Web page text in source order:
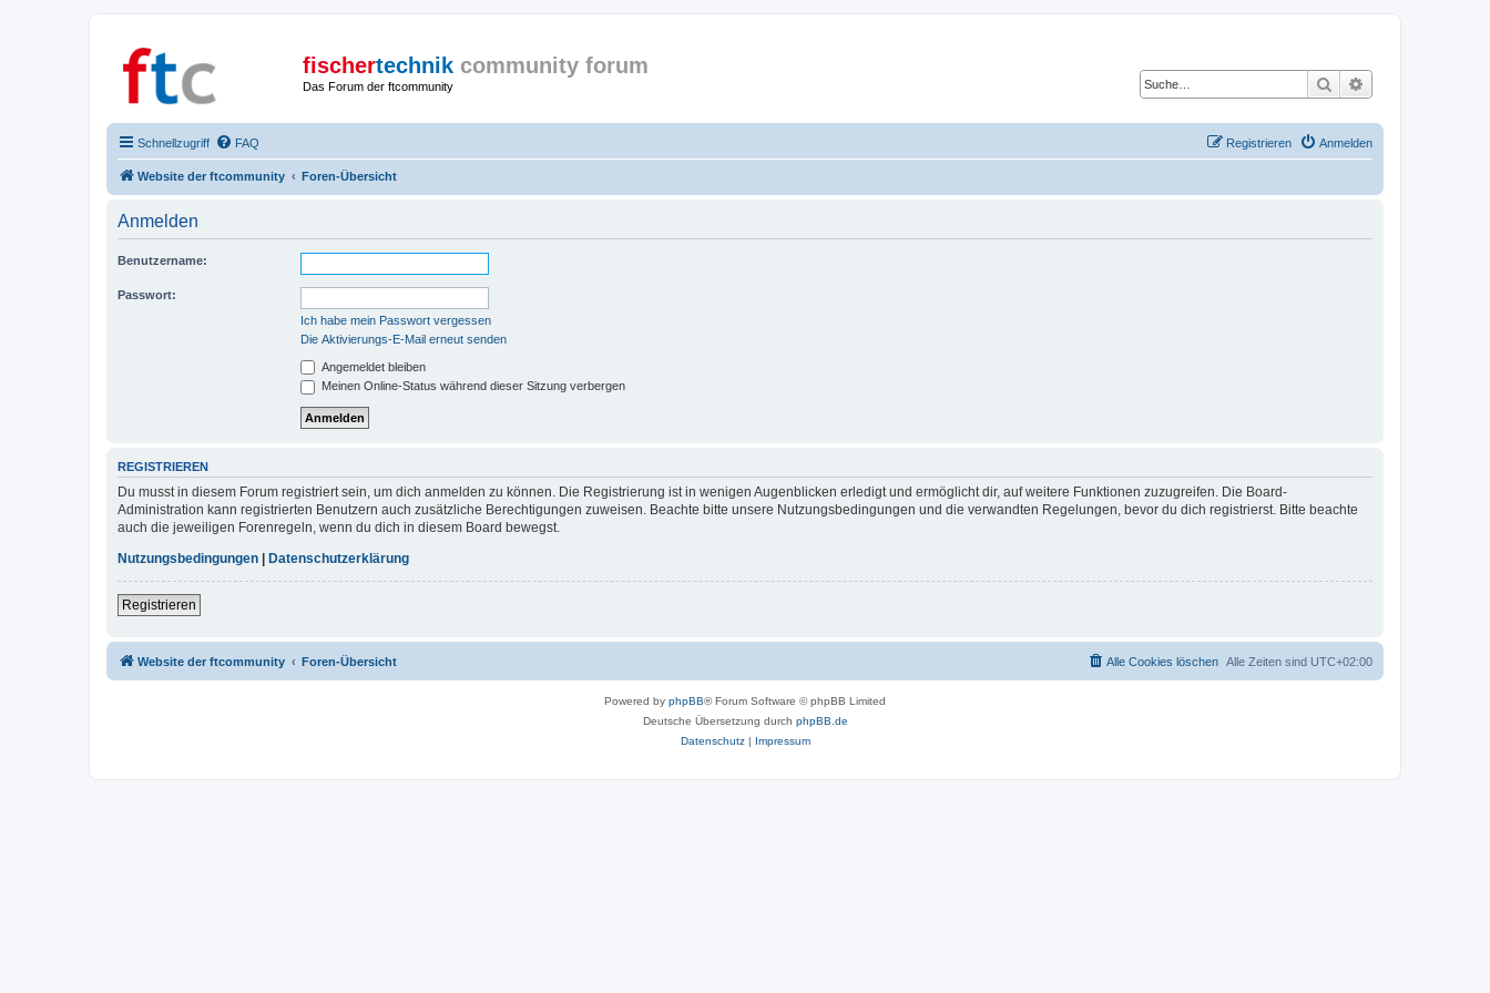
fischertechnik community forum
Das Forum der ftcommunity Suche
Schnellzugriff FAQ Anmelden
Registrieren
Website der ftcommunity Foren-Übersicht
Anmelden
Benutzername:
Passwort:
Ich habe mein Passwort vergessen
Die Aktivierungs-E-Mail erneut senden
Angemeldet bleiben
Meinen Online-Status während dieser Sitzung verbergen
REGISTRIEREN
Du musst in diesem Forum registriert sein, um dich anmelden zu können. Die Registrierung ist in wenigen Augenblicken erledigt und ermöglicht dir, auf weitere Funktionen zuzugreifen. Die Board-
Administration kann registrierten Benutzern auch zusätzliche Berechtigungen zuweisen. Beachte bitte unsere Nutzungsbedingungen und die verwandten Regelungen, bevor du dich registrierst. Bitte beachte
auch die jeweiligen Forenregeln, wenn du dich in diesem Board bewegst.
Nutzungsbedingungen
Datenschutzerklärung
Registrieren
Website der ftcommunity Foren-Übersicht Alle Zeiten sind UTC+02:00
Alle Cookies löschen
Powered by phpBB® Forum Software © phpBB Limited
Deutsche Übersetzung durch phpBB.de
Datenschutz| Impressum